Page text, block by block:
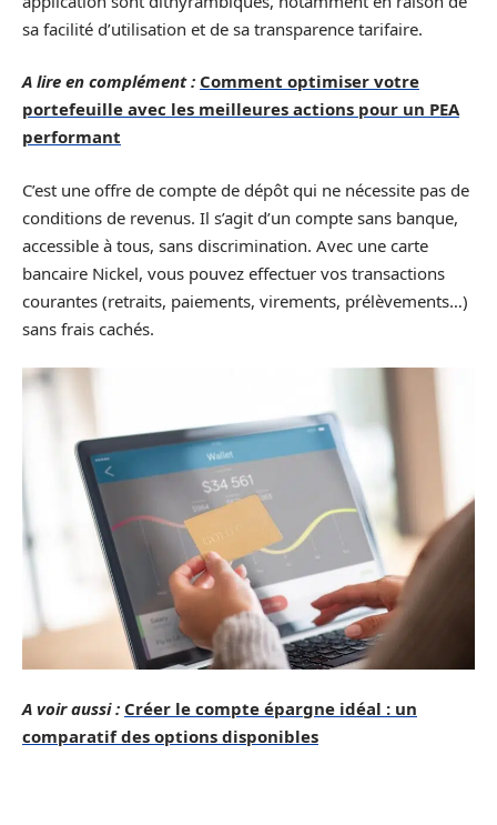
sa facilité d’utilisation et de sa transparence tarifaire.
A lire en complément : Comment optimiser votre
portefeuille avec les meilleures actions pour un PEA
performant
C’est une offre de compte de dépôt qui ne nécessite pas de
conditions de revenus. Il s’agit d’un compte sans banque,
accessible à tous, sans discrimination. Avec une carte
bancaire Nickel, vous pouvez effectuer vos transactions
courantes (retraits, paiements, virements, prélèvements…)
sans frais cachés.
A voir aussi : Créer le compte épargne idéal : un
comparatif des options disponibles